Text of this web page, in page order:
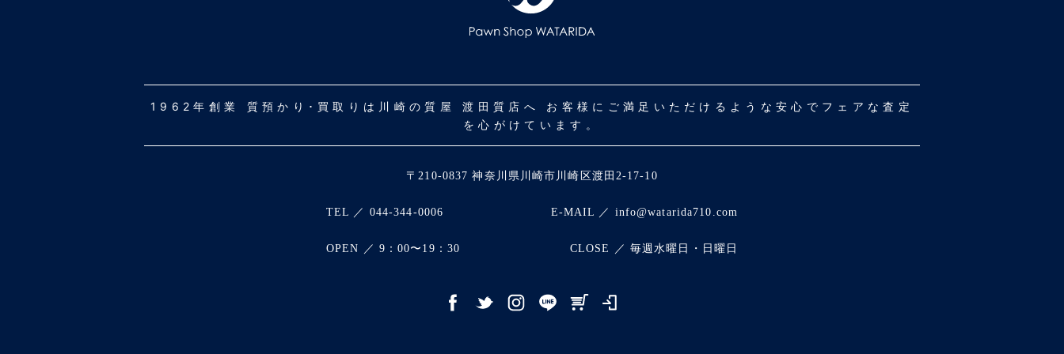
1962年創業 質預かり･買取りは川崎の質屋 渡田質店へ お客様にご満足いただけるような安心でフェアな査定
を心がけています。
〒210-0837 神奈川県川崎市川崎区渡田2-17-10
TEL ／ 044-344-0006 E-MAIL ／ info@watarida710.com
OPEN ／ 9：00〜19：30 CLOSE ／ 毎週水曜日・日曜日